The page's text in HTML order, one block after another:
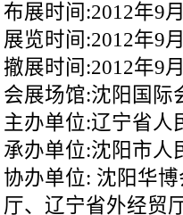
布展时间:2012年9
展览时间:2012年9
撤展时间:2012年9
会展场馆:沈阳国际
主办单位:辽宁省人
承办单位:沈阳市人
协办单位: 沈阳华
厅、辽宁省外经贸